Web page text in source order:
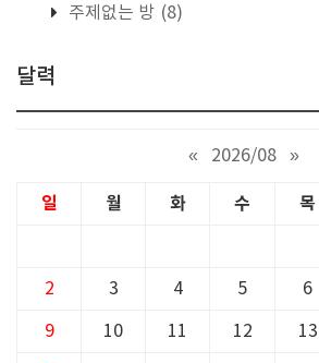
주제없는 방 (8)
달력
« 2026/08 »
일 월 화 수 목
2 3 4 5 6
9 10 11 12 13